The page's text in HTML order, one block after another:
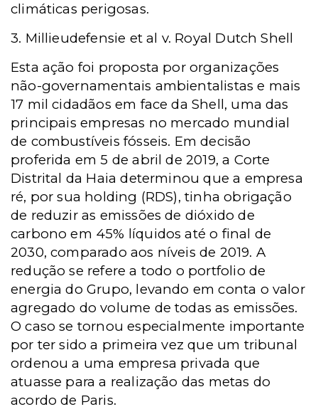
climáticas perigosas.
3. Millieudefensie et al v. Royal Dutch Shell
Esta ação foi proposta por organizações
não-governamentais ambientalistas e mais
17 mil cidadãos em face da Shell, uma das
principais empresas no mercado mundial
de combustíveis fósseis. Em decisão
proferida em 5 de abril de 2019, a Corte
Distrital da Haia determinou que a empresa
ré, por sua holding (RDS), tinha obrigação
de reduzir as emissões de dióxido de
carbono em 45% líquidos até o final de
2030, comparado aos níveis de 2019. A
redução se refere a todo o portfolio de
energia do Grupo, levando em conta o valor
agregado do volume de todas as emissões.
O caso se tornou especialmente importante
por ter sido a primeira vez que um tribunal
ordenou a uma empresa privada que
atuasse para a realização das metas do
acordo de Paris.